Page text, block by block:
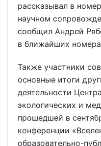
рассказывал в
научном
сообщил Андрей
в ближайших
Также участники
основные итоги
деятельности
экологических и
прошедшей в
конференции
образовательно-